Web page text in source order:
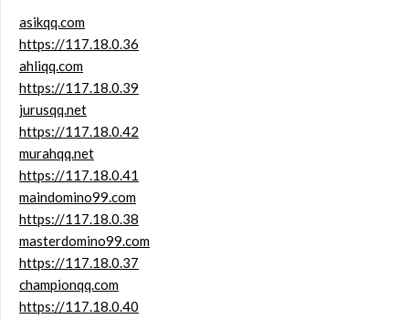
asikqq.com
https://117.18.0.36
ahliqq.com
https://117.18.0.39
jurusqq.net
https://117.18.0.42
murahqq.net
https://117.18.0.41
maindomino99.com
https://117.18.0.38
masterdomino99.com
https://117.18.0.37
championqq.com
https://117.18.0.40